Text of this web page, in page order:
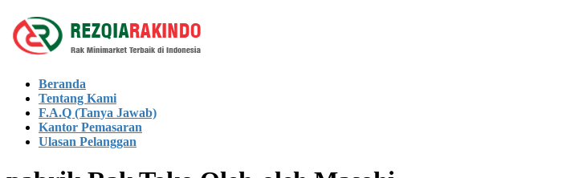
Skip
to
the
Skip
to
the
Beranda
Tentang Kami
F.A.Q (Tanya Jawab)
Kantor Pemasaran
Ulasan Pelanggan